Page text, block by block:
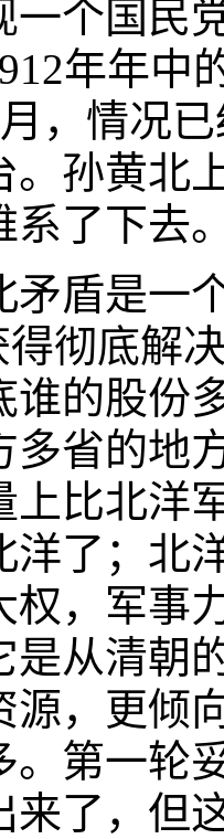
一个国民
年年中
，情况
。孙黄北
系了下去
矛盾是一
彻底解
谁的股份
多省的地
上比北洋
洋了；北
权，军事
是从清朝
源，更倾
。第一轮
来了，但